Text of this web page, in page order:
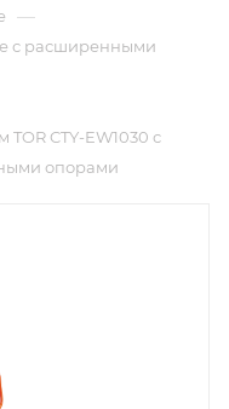
—
с расширенными
CTY-EW1030 с
опорами